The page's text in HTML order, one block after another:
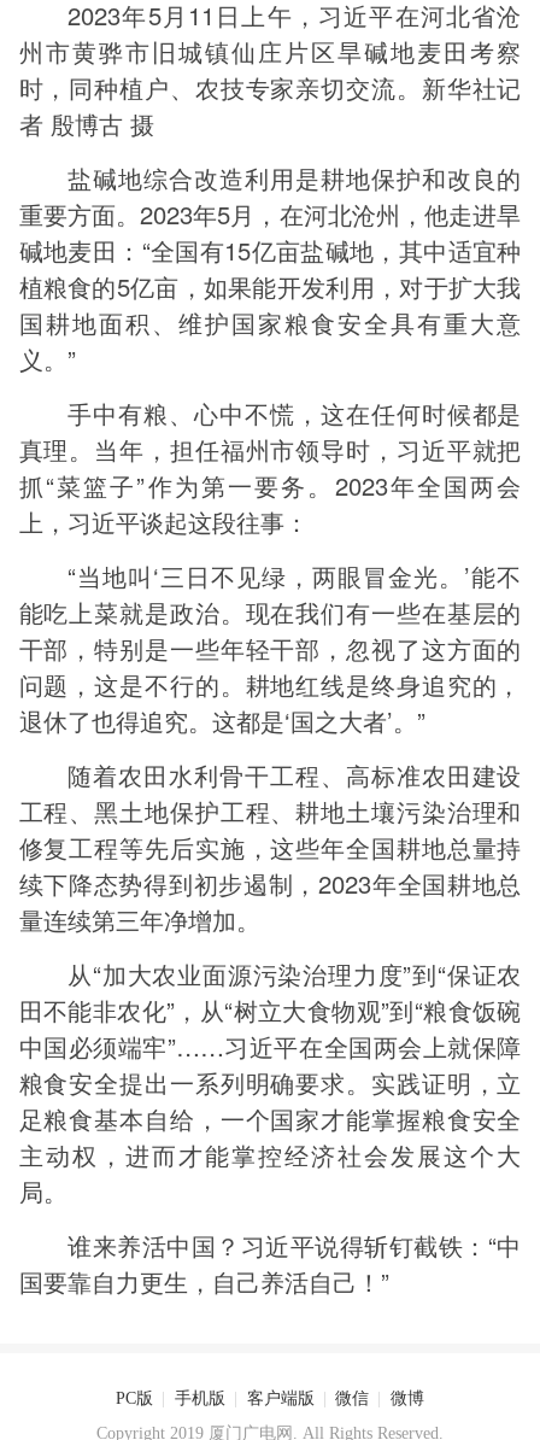
2023年5月11日上午，习近平在河北省沧
州市黄骅市旧城镇仙庄片区旱碱地麦田考察
时，同种植户、农技专家亲切交流。新华社记
者 殷博古 摄
盐碱地综合改造利用是耕地保护和改良的
重要方面。2023年5月，在河北沧州，他走进旱
碱地麦田：“全国有15亿亩盐碱地，其中适宜种
植粮食的5亿亩，如果能开发利用，对于扩大我
国耕地面积、维护国家粮食安全具有重大意
义。”
手中有粮、心中不慌，这在任何时候都是
真理。当年，担任福州市领导时，习近平就把
抓“菜篮子”作为第一要务。2023年全国两会
上，习近平谈起这段往事：
“当地叫‘三日不见绿，两眼冒金光。’能不
能吃上菜就是政治。现在我们有一些在基层的
干部，特别是一些年轻干部，忽视了这方面的
问题，这是不行的。耕地红线是终身追究的，
退休了也得追究。这都是‘国之大者’。”
随着农田水利骨干工程、高标准农田建设
工程、黑土地保护工程、耕地土壤污染治理和
修复工程等先后实施，这些年全国耕地总量持
续下降态势得到初步遏制，2023年全国耕地总
量连续第三年净增加。
从“加大农业面源污染治理力度”到“保证农
田不能非农化”，从“树立大食物观”到“粮食饭碗
中国必须端牢”……习近平在全国两会上就保障
粮食安全提出一系列明确要求。实践证明，立
足粮食基本自给，一个国家才能掌握粮食安全
主动权，进而才能掌控经济社会发展这个大
局。
谁来养活中国？习近平说得斩钉截铁：“中
国要靠自力更生，自己养活自己！”
PC版 | 手机版 | 客户端版 | 微信 | 微博
Copyright 2019 厦门广电网. All Rights Reserved.